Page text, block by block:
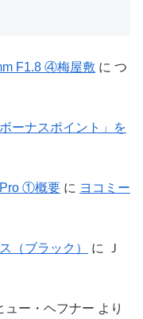
F1.8 ④梅屋敷 に つ
ーナスポイント」を
Pro ①概要 に ヨコミー
（ブラック） に
Ｊ
ュー・ヘフナー より